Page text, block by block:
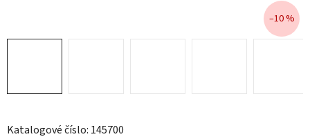
Katalogové číslo: 145700
–10 %